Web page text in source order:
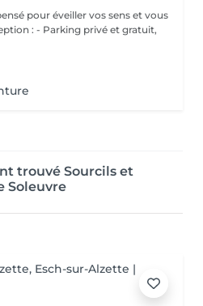
pour éveiller vos sens et vous
et gratuit,
trouvé Sourcils et
Soleuvre